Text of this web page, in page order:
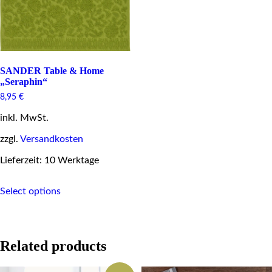
SANDER Table & Home
„Seraphin“
8,95 €
inkl. MwSt.
zzgl. Versandkosten
Lieferzeit: 10 Werktage
Select optionsproduct
options
Related products